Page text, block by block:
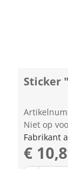
Sticker
Niet op
Fabrikant
€